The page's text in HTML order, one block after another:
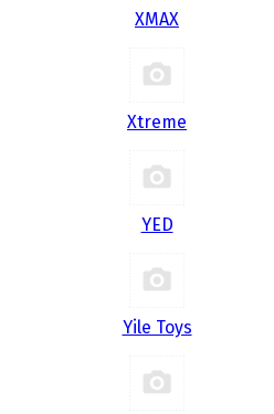
XMAX
Xtreme
YED
Yile Toys